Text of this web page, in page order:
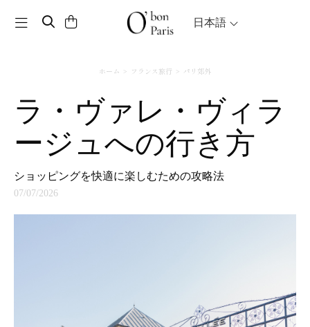
Toggle navigation 日本語
ホーム フランス旅行 パリ郊外
ラ・ヴァレ・ヴィラ
ージュへの行き方
ショッピングを快適に楽しむための攻略法
07/07/2026